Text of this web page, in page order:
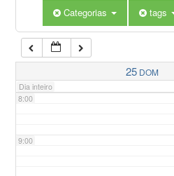
Categorias tags
25 DOM
Dia inteiro
7:00
8:00
9:00